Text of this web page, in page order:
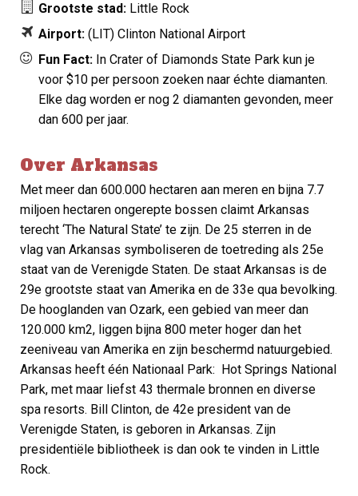
Grootste stad: Little Rock
Airport: (LIT) Clinton National Airport
Fun Fact: In Crater of Diamonds State Park kun je
voor $10 per persoon zoeken naar échte diamanten.
Elke dag worden er nog 2 diamanten gevonden, meer
dan 600 per jaar.
Over Arkansas
Met meer dan 600.000 hectaren aan meren en bijna 7.7
miljoen hectaren ongerepte bossen claimt Arkansas
terecht ‘The Natural State’ te zijn. De 25 sterren in de
vlag van Arkansas symboliseren de toetreding als 25e
staat van de Verenigde Staten. De staat Arkansas is de
29e grootste staat van Amerika en de 33e qua bevolking.
De hooglanden van Ozark, een gebied van meer dan
120.000 km2, liggen bijna 800 meter hoger dan het
zeeniveau van Amerika en zijn beschermd natuurgebied.
Arkansas heeft één Nationaal Park:
Hot Springs National
Park, met maar liefst 43 thermale bronnen en diverse
spa resorts. Bill Clinton, de 42e president van de
Verenigde Staten, is geboren in Arkansas. Zijn
presidentiële bibliotheek is dan ook te vinden in Little
Rock.